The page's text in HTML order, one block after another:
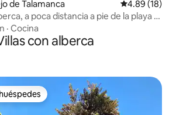
de Talamanca Calificación
4.89 (18)
a poca distancia a pie de la playa y
· Cocina
con alberca
Favorito entre huéspedes